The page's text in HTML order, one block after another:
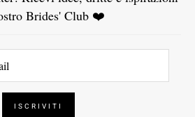
Brides' Club ❤️